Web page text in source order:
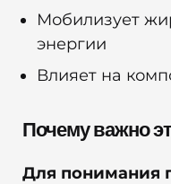
Мобилизует
энергии
Влияет на
Почему важно
Для понимания